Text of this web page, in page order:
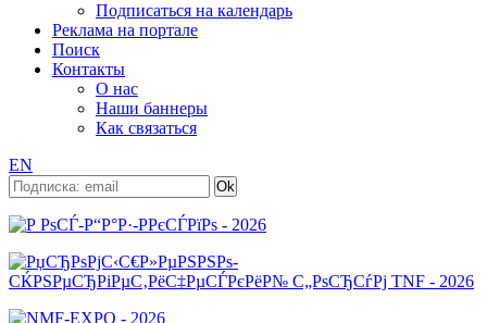
Подписаться на календарь
Реклама на портале
Поиск
Контакты
О нас
Наши баннеры
Как связаться
EN